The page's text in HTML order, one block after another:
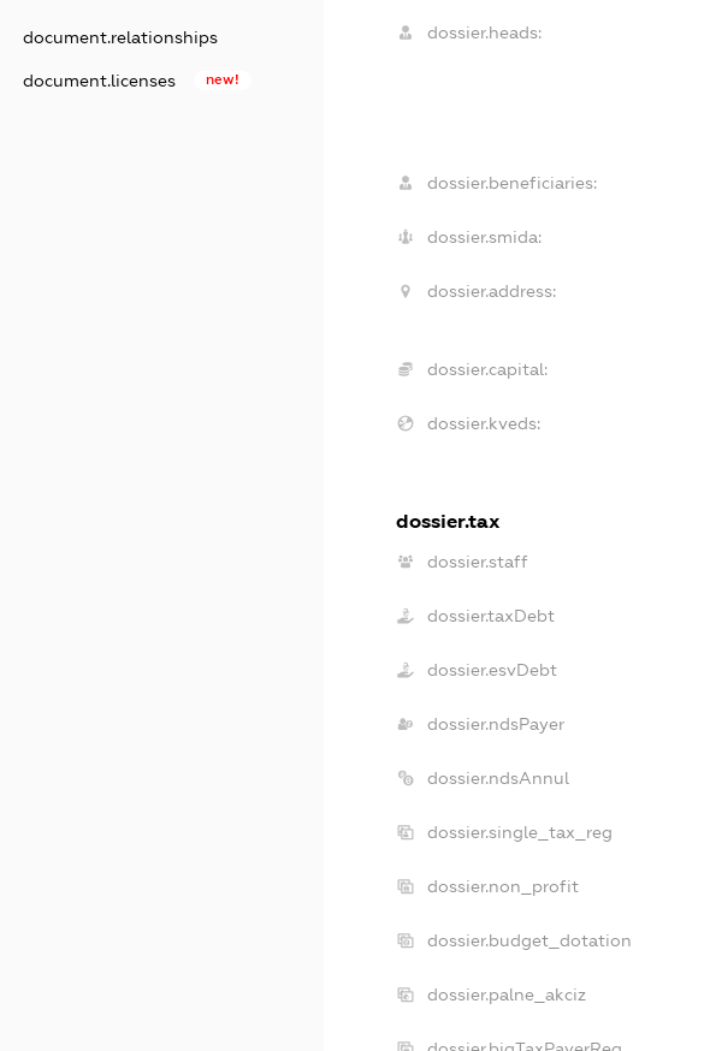
document.relationships
document.licenses new!
dossier.heads:
dossier.beneficiaries:
dossier.smida:
dossier.address:
dossier.capital:
dossier.kveds:
dossier.tax
dossier.staff
dossier.taxDebt
dossier.esvDebt
dossier.ndsPayer
dossier.ndsAnnul
dossier.single_tax_reg
dossier.non_profit
dossier.budget_dotation
dossier.palne_akciz